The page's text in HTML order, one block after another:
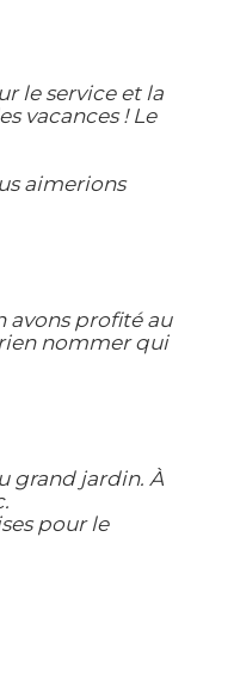
le service et la
vacances ! Le
aimerions
avons profité au
nommer qui
grand jardin. À
pour le